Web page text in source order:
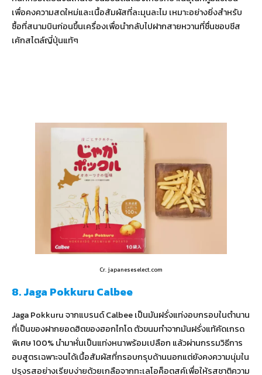
เพื่อคงความสดใหม่และเนื้อสัมผัสที่ละมุนละไม เหมาะอย่างยิ่งสำหรับ
ซื้อที่สนามบินก่อนขึ้นเครื่องเพื่อนำกลับไปฝากสายหวานที่ชื่นชอบชีส
เค้กสไตล์ญี่ปุ่นแท้ๆ
Cr. japaneseselect.com
8. Jaga Pokkuru Calbee
Jaga Pokkuru จากแบรนด์ Calbee เป็นมันฝรั่งแท่งอบกรอบในตำนาน
ที่เป็นของฝากยอดฮิตของฮอกไกโด ตัวขนมทำจากมันฝรั่งแท้คัดเกรด
พิเศษ 100% นำมาหั่นเป็นแท่งหนาพร้อมเปลือก แล้วผ่านกรรมวิธีการ
อบสูตรเฉพาะจนได้เนื้อสัมผัสที่กรอบกรุบด้านนอกแต่ยังคงความนุ่มใน
ปรุงรสอย่างเรียบง่ายด้วยเกลือจากทะเลโอค็อตสค์เพื่อให้รสชาติความ